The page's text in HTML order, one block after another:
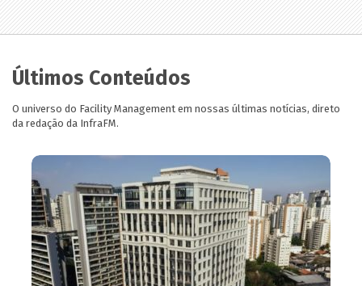
Últimos Conteúdos
O universo do Facility Management em nossas últimas notícias, direto
da redação da InfraFM.